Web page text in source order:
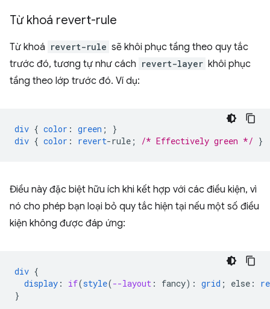
Từ khoá revert-rule
Từ khoá revert-rule sẽ khôi phục tầng theo quy tắc
trước đó, tương tự như cách revert-layer khôi phục
tầng theo lớp trước đó. Ví dụ:
div { color : green ;
}
div { color : revert-rule ; /* Effectively green */ }
Điều này đặc biệt hữu ích khi kết hợp với các điều kiện, vì
nó cho phép bạn loại bỏ quy tắc hiện tại nếu một số điều
kiện không được đáp ứng:
div {
display : if(style(--layout : fancy) : grid ; else :
}